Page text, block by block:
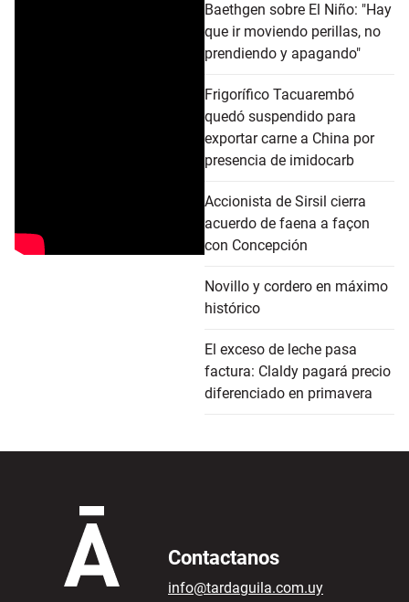
Baethgen sobre El Niño: "Hay
que ir moviendo perillas, no
prendiendo y apagando"
Frigorífico Tacuarembó
quedó suspendido para
exportar carne a China por
presencia de imidocarb
Accionista de Sirsil cierra
acuerdo de faena a façon
con Concepción
Novillo y cordero en máximo
histórico
El exceso de leche pasa
factura: Claldy pagará precio
diferenciado en primavera
Contactanos
info@tardaguila.com.uy